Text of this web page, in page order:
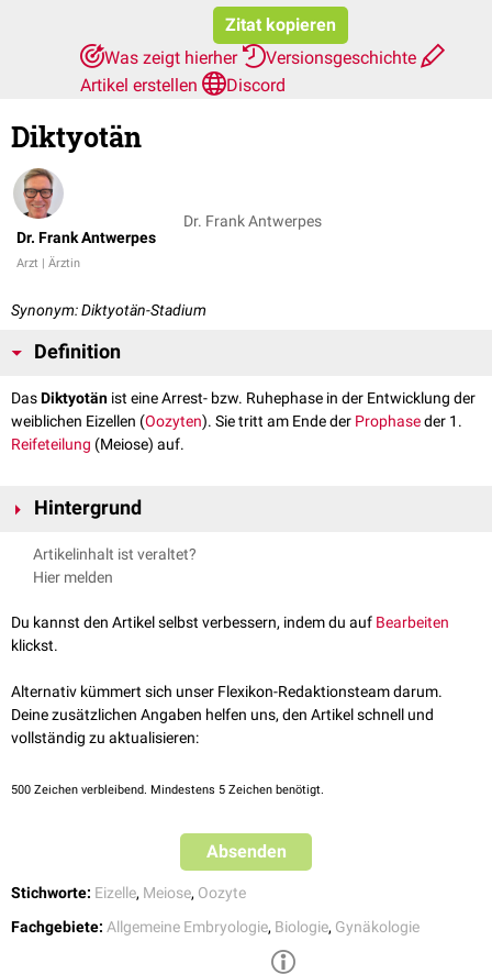
Zitat kopieren
Was zeigt hierher
Versionsgeschichte
Artikel erstellen
Discord
Diktyotän
Dr. Frank Antwerpes
Arzt | Ärztin
Dr. Frank Antwerpes
Synonym: Diktyotän-Stadium
Definition
DasDiktyotän ist eine Arrest- bzw. Ruhephase in der Entwicklung der
weiblichen Eizellen (Oozyten). Sie tritt am Ende der Prophaseder 1.
Reifeteilung (Meiose) auf.
Hintergrund
Im Diktyotän stellen die Eizellen ihre weitere Reifung bis zum Eintritt der
Geschlechtsreife
Im Rahmen der
Follikelreifung
nehmen sie die Reifeteilung wieder auf und
reduzieren die Anzahl ihrer
, um sich für die Befruchtung
Oozyten, die nicht reaktiviert werden, können Jahrzehnte im Diktyotän
verharren, bevor die Meiose wieder aufgenommen wird.
Artikelinhalt ist veraltet?
Hier melden
Du kannst den Artikel selbst verbessern, indem du auf Bearbeiten
klickst.
Alternativ kümmert sich unser Flexikon-Redaktionsteam darum.
Deine zusätzlichen Angaben helfen uns, den Artikel schnell und
vollständig zu aktualisieren:
500 Zeichen verbleibend. Mindestens 5 Zeichen benötigt.
Absenden
Stichworte: Eizelle, Meiose, Oozyte
Fachgebiete: Allgemeine Embryologie, Biologie, Gynäkologie